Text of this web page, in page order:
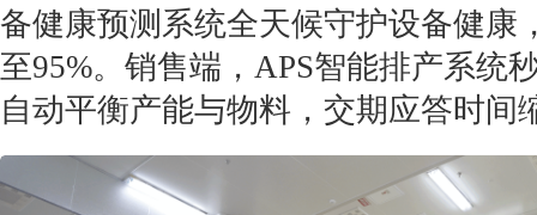
备健康预测系统全天候守护设备健康
至95%。销售端，APS智能排产系统
自动平衡产能与物料，交期应答时间